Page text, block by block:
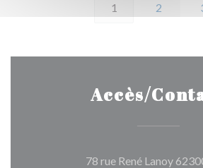
1 2
Accès/
78 rue René Lanoy